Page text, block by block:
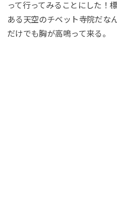
って行ってみることにした！
ある天空のチベット寺院だな
だけでも胸が高鳴って来る。